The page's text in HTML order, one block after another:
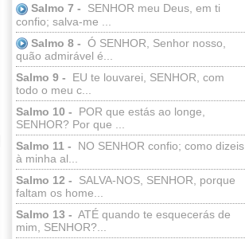
Salmo 7 -
SENHOR meu Deus, em ti
confio; salva-me ...
Salmo 8 - Ó SENHOR, Senhor nosso,
quão admirável é...
Salmo 9 -
EU te louvarei, SENHOR, com
todo o meu c...
Salmo 10 -
POR que estás ao longe,
SENHOR? Por que ...
Salmo 11 -
NO SENHOR confio; como dizeis
à minha al...
Salmo 12 -
SALVA-NOS, SENHOR, porque
faltam os home...
Salmo 13 - ATÉ quando te esquecerás de
mim, SENHOR?...